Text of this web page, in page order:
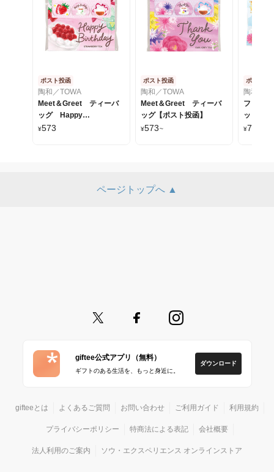
ポスト投函
陶和／TOWA
Meet＆Greet ティーバ
ッグ Happy
Brithday【ポスト投函】
¥573
ポスト投函
陶和／TOWA
Meet＆Greet ティーバ
ッグ【ポスト投函】
¥573~
ポスト投
陶和／
フロー
ット【
¥789
ページトップへ ▲
giftee公式アプリ（無料）
ギフトのある生活を、もっと身近に。
ダウンロード
gifteeとは よくあるご質問 お問い合わせ ご利用ガイド 利用規約
プライバシーポリシー 特商法による表記 会社概要
法人利用のご案内 ソウ・エクスペリエンス オンラインストア